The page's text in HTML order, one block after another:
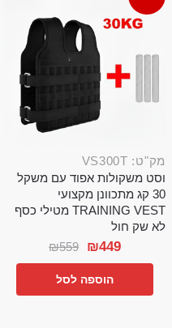
מק"ט: VS300T
וסט משקולות אפוד עם משקל
30 קג מתכוונן מקצועי
TRAINING VEST מטילי כסף
לא שק חול
₪559 ₪449
הוספה לסל